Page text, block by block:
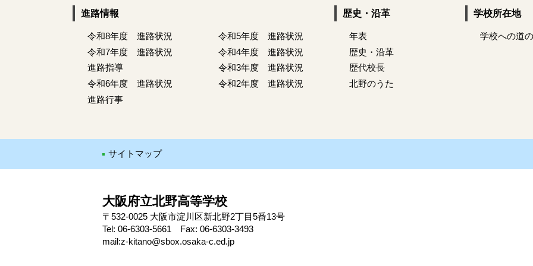
進路情報
令和8年度 進路状況
令和7年度 進路状況
進路指導
令和6年度 進路状況
進路行事
令和5年度 進路状況
令和4年度 進路状況
令和3年度 進路状況
令和2年度 進路状況
歴史・沿革
年表
歴史・沿革
歴代校長
北野のうた
学校所在地
学校への道
サイトマップ
大阪府立北野高等学校
〒532-0025 大阪市淀川区新北野2丁目5番13号
Tel: 06-6303-5661 Fax: 06-6303-3493
mail:z-kitano@sbox.osaka-c.ed.jp